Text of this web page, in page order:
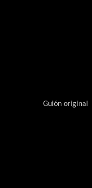
Guión original